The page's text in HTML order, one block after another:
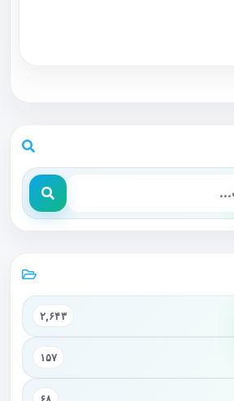
۲,۶۴۳
۱۵۷